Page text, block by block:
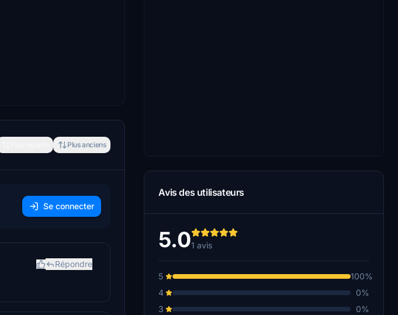
Plus anciens
Se connecter
Répondre
Avis des utilisateurs
5.01 avis
5
100%
4
0%
3
0%